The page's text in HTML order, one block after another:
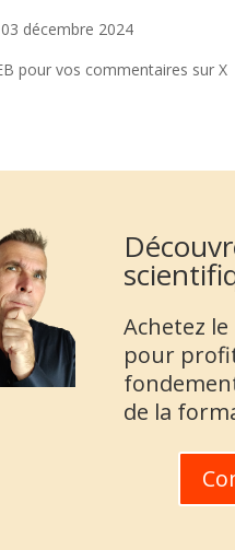
décembre 2024
pour vos commentaires sur X
Achetez
pour
de la